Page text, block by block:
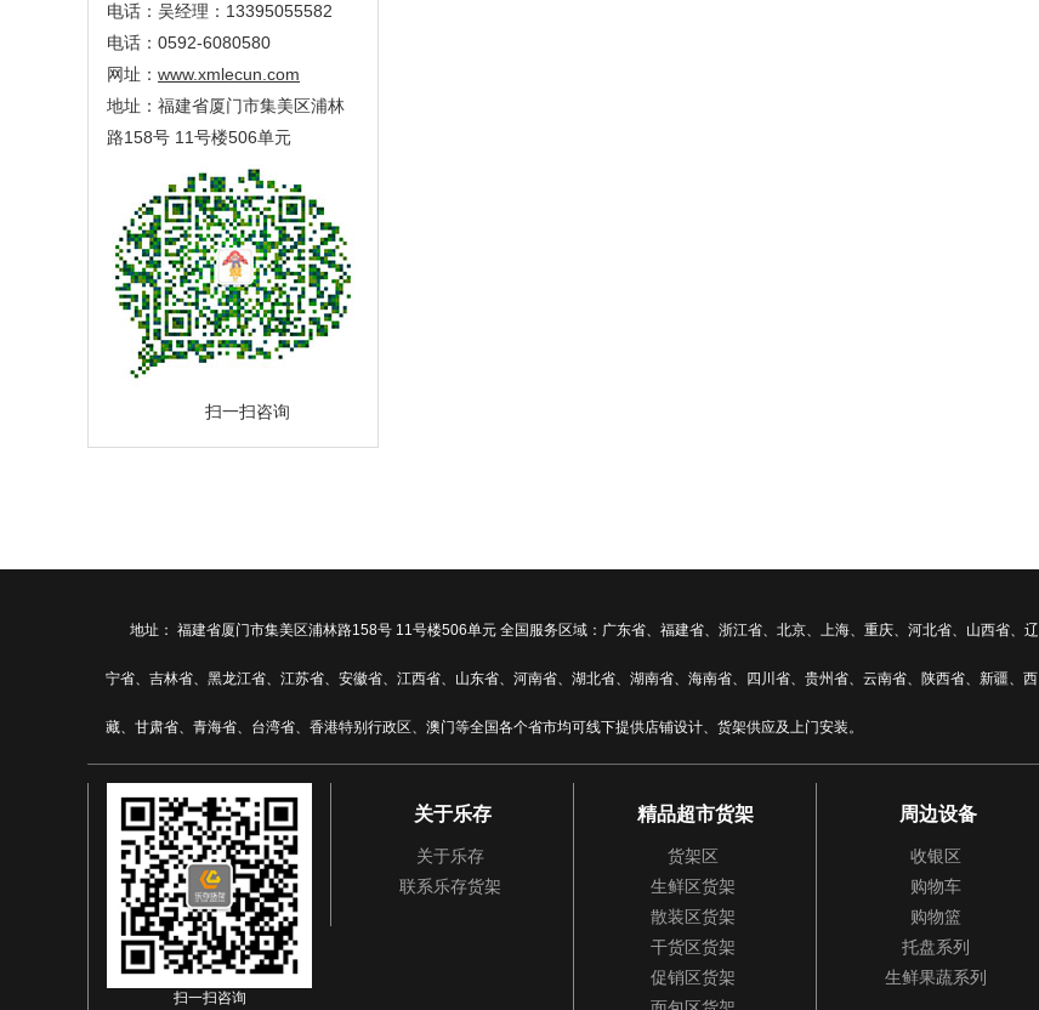
电话：吴经理：13395055582
电话：0592-6080580
网址： www.xmlecun.com
地址：福建省厦门市集美区浦林
路158号 11号楼506单元
扫一扫咨询
地址： 福建省厦门市集美区浦林路158号 11号楼506单元 全国服务区域：广东省、福建省、浙江省、北京、上海、重庆、河北省、山西省、辽
宁省、吉林省、黑龙江省、江苏省、安徽省、江西省、山东省、河南省、湖北省、湖南省、海南省、四川省、贵州省、云南省、陕西省、新疆、西
藏、甘肃省、青海省、台湾省、香港特别行政区、澳门等全国各个省市均可线下提供店铺设计、货架供应及上门安装。
扫一扫咨询
关于乐存
关于乐存
联系乐存货架
精品超市货架
货架区
生鲜区货架
散装区货架
干货区货架
促销区货架
周边设备
收银区
购物车
购物篮
托盘系列
生鲜果蔬系列